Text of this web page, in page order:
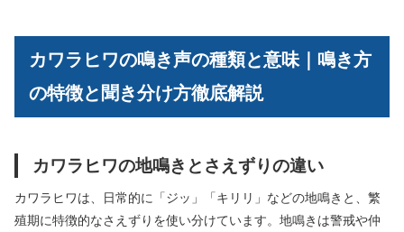
カワラヒワの鳴き声の種類と意味｜鳴き方
の特徴と聞き分け方徹底解説
カワラヒワの地鳴きとさえずりの違い
カワラヒワは、日常的に「ジッ」「キリリ」などの地鳴きと、繁
殖期に特徴的なさえずりを使い分けています。地鳴きは警戒や仲